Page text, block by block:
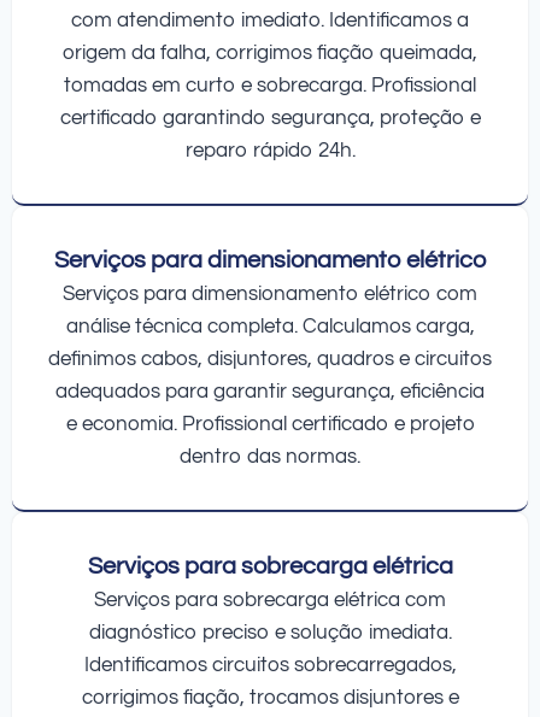
com atendimento imediato. Identificamos a
origem da falha, corrigimos fiação queimada,
tomadas em curto e sobrecarga. Profissional
certificado garantindo segurança, proteção e
reparo rápido 24h.
Serviços para dimensionamento elétrico
Serviços para dimensionamento elétrico com
análise técnica completa. Calculamos carga,
definimos cabos, disjuntores, quadros e circuitos
adequados para garantir segurança, eficiência
e economia. Profissional certificado e projeto
dentro das normas.
Serviços para sobrecarga elétrica
Serviços para sobrecarga elétrica com
diagnóstico preciso e solução imediata.
Identificamos circuitos sobrecarregados,
corrigimos fiação, trocamos disjuntores e